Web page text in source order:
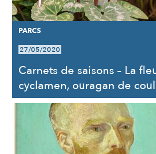
PARCS
27/05/2020
Carnets de saisons – La
cyclamen, ouragan de